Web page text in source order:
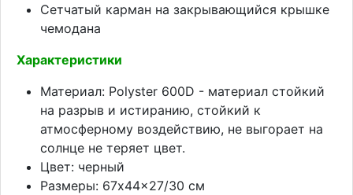
Сетчатый карман на закрывающийся крышке
чемодана
Характеристики
Материал: Polyster 600D - материал стойкий
на разрыв и истиранию, стойкий к
атмосферному воздействию, не выгорает на
солнце не теряет цвет.
Цвет: черный
Размеры: 67x44x27/30 см